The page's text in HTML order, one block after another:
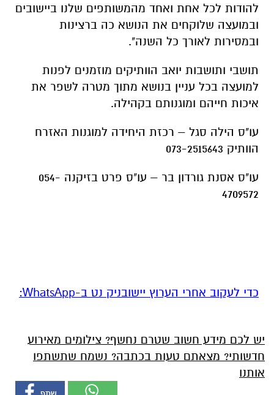
להודות לכל אחת ואחד מהמשותפים שלנו ביישובים
ובמועצה שלוקחים את הנושא כה ברצינות
ובמסירות לאורך כל השנה".
תושבי ותושבות יואב הוותיקים מוזמנים לפנות
למועצה בכל עניין בנושא מתוך מטרה לשפר את
איכות חייהם ומוגנותם בקהילה.
עו"ס הילה סגל – רכזת היחידה למוגנות האזרח
הוותיק 073-2515643
עו"ס אסנת גורדון בר – עו"ס פרט בזיקנה 054-
4709572
‏כדי לעקוב אחרי הערוץ יישובניק נט ב-WhatsApp:‏‏‏
יש לכם מידע חשוב שטרם נחשף? צילומים מאירוע
חדשותי? מצאתם טעות בכתבה? נשמח שתשתפו
אותנו